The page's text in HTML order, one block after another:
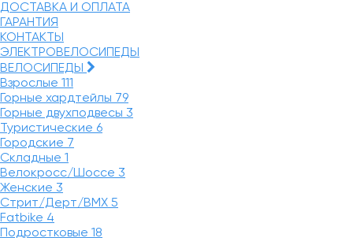
ДОСТАВКА И ОПЛАТА
ГАРАНТИЯ
КОНТАКТЫ
ЭЛЕКТРОВЕЛОСИПЕДЫ
ВЕЛОСИПЕДЫ
Взрослые 111
Горные хардтейлы 79
Горные двухподвесы 3
Туристические 6
Городские 7
Складные 1
Велокросс/Шоссе 3
Женские 3
Стрит/Дерт/BMX 5
Fatbike 4
Подростковые 18